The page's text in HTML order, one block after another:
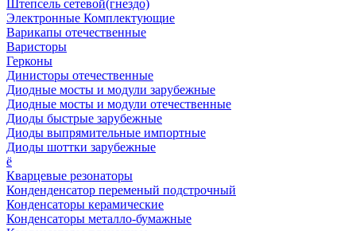
Штепсель сетевой(гнездо)
Электронные Комплектующие
Варикапы отечественные
Варисторы
Герконы
Динисторы отечественные
Диодные мосты и модули зарубежные
Диодные мосты и модули отечественные
Диоды быстрые зарубежные
Диоды выпрямительные импортные
Диоды шоттки зарубежные
ё
Кварцевые резонаторы
Конденденсатор переменый подстрочный
Конденсаторы керамические
Конденсаторы металло-бумажные